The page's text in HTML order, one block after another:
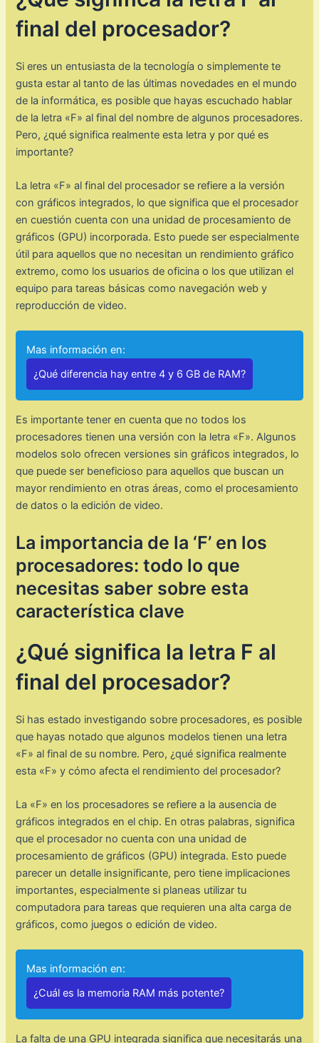
final del procesador?
Si eres un entusiasta de la tecnología o simplemente te
gusta estar al tanto de las últimas novedades en el mundo
de la informática, es posible que hayas escuchado hablar
de la letra «F» al final del nombre de algunos procesadores.
Pero, ¿qué significa realmente esta letra y por qué es
importante?
La letra «F» al final del procesador se refiere a la versión
con gráficos integrados, lo que significa que el procesador
en cuestión cuenta con una unidad de procesamiento de
gráficos (GPU) incorporada. Esto puede ser especialmente
útil para aquellos que no necesitan un rendimiento gráfico
extremo, como los usuarios de oficina o los que utilizan el
equipo para tareas básicas como navegación web y
reproducción de video.
Mas información en:
¿Qué diferencia hay entre 4 y 6 GB de RAM?
Es importante tener en cuenta que no todos los
procesadores tienen una versión con la letra «F». Algunos
modelos solo ofrecen versiones sin gráficos integrados, lo
que puede ser beneficioso para aquellos que buscan un
mayor rendimiento en otras áreas, como el procesamiento
de datos o la edición de video.
La importancia de la ‘F’ en los
procesadores: todo lo que
necesitas saber sobre esta
característica clave
¿Qué significa la letra F al
final del procesador?
Si has estado investigando sobre procesadores, es posible
que hayas notado que algunos modelos tienen una letra
«F» al final de su nombre. Pero, ¿qué significa realmente
esta «F» y cómo afecta el rendimiento del procesador?
La «F» en los procesadores se refiere a la ausencia de
gráficos integrados en el chip. En otras palabras, significa
que el procesador no cuenta con una unidad de
procesamiento de gráficos (GPU) integrada. Esto puede
parecer un detalle insignificante, pero tiene implicaciones
importantes, especialmente si planeas utilizar tu
computadora para tareas que requieren una alta carga de
gráficos, como juegos o edición de video.
Mas información en:
¿Cuál es la memoria RAM más potente?
La falta de una GPU integrada significa que necesitarás una